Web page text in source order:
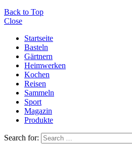
Back to Top
Close
Startseite
Basteln
Gärtnern
Heimwerken
Kochen
Reisen
Sammeln
Sport
Magazin
Produkte
Search for: